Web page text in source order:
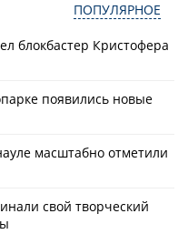
ПОПУЛЯРНОЕ
блокбастер Кристофера
появились новые
масштабно отметили
свой творческий